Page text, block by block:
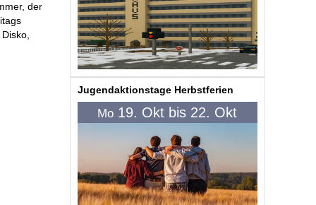
der
Jugendaktionstage Herbstferien
Mo 19. Okt bis 22. Okt